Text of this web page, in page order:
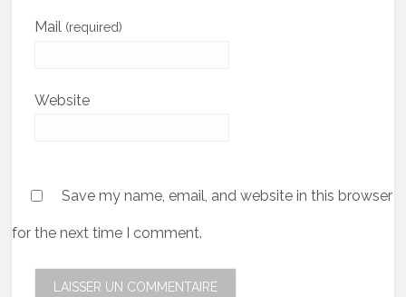
Mail (required)
Website
Save my name, email, and website in this browser
for the next time I comment.